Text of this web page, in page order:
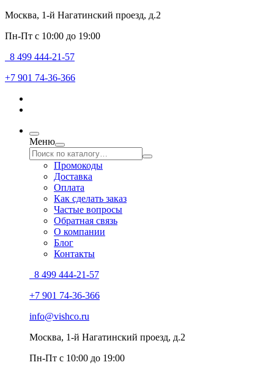
Москва, 1-й Нагатинский проезд, д.2
Пн-Пт с 10:00 до 19:00
8 499 444-21-57
+7 901 74-36-366
Меню
Промокоды
Доставка
Оплата
Как сделать заказ
Частые вопросы
Обратная связь
О компании
Блог
Контакты
8 499 444-21-57
+7 901 74-36-366
info@vishco.ru
Москва, 1-й Нагатинский проезд, д.2
Пн-Пт с 10:00 до 19:00